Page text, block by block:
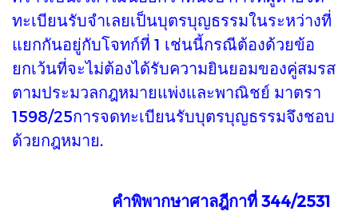
ทะเบียนรับจำเลยเป็นบุตรบุญธรรมในระหว่างที่
แยกกันอยู่กับโจทก์ที่ 1 เช่นนี้กรณีต้องด้วยข้อ
ยกเว้นที่จะไม่ต้องได้รับความยินยอมของคู่สมรส
ตามประมวลกฎหมายแพ่งและพาณิชย์ มาตรา
1598/25การจดทะเบียนรับบุตรบุญธรรมจึงชอบ
ด้วยกฎหมาย.
คำพิพากษาศาลฎีกาที่ 344/2531